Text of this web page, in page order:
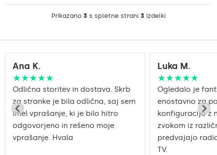
Prikazano 3 s spletne strani 3 izdelki
Ana K.
★★★★★
Odlična storitev in dostava. Skrb
za stranke je bila odlična, saj sem
imel vprašanje, ki je bilo hitro
odgovorjeno in rešeno moje
vprašanje. Hvala
Luka M.
★★★★★
Ogledalo je
enostavno za
konfiguracijo z
zvokom iz
predvajajo
TV.